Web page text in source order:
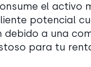
el activo
potencial
debido a una
para tu